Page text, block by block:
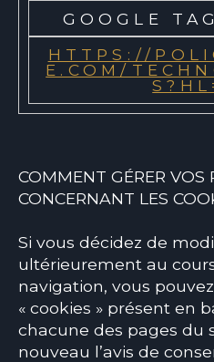
GOOGLE
HTTPS://
E.COM/
COMMENT GÉRER VOS
CONCERNANT LES
Si vous décidez de
ultérieurement au
navigation, vous
« cookies » présent en
chacune des pages du
nouveau l’avis de